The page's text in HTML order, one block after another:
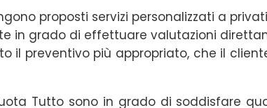
proposti servizi personalizzati a
in grado di effettuare valutazioni
il preventivo più appropriato, che il
Tutto sono in grado di soddisfare